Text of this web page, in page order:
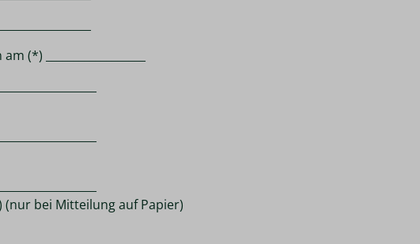
(*) __________________
bei Mitteilung auf Papier)